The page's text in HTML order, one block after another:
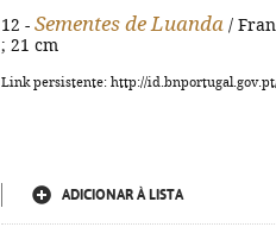
12 - Sementes de Luanda /
; 21 cm
Link persistente: http://
ADICIONAR À LISTA